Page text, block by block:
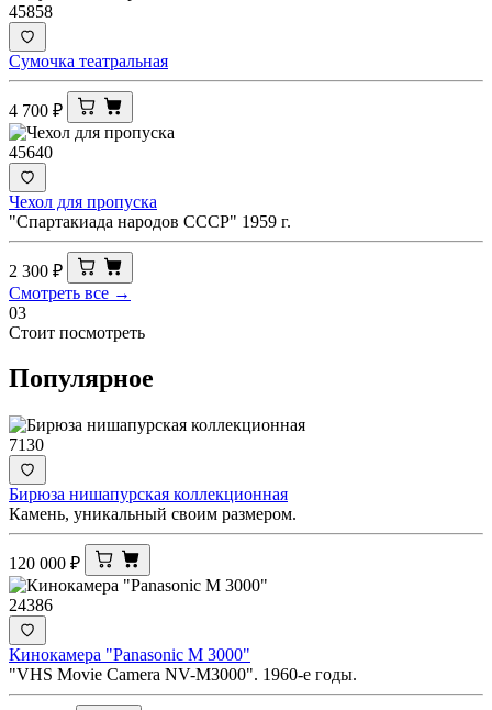
45858
Сумочка театральная
4 700 ₽
45640
Чехол для пропуска
"Спартакиада народов СССР" 1959 г.
2 300 ₽
Смотреть все →
03
Стоит посмотреть
Популярное
7130
Бирюза нишапурская коллекционная
Камень, уникальный своим размером.
120 000 ₽
24386
Кинокамера "Panasonic M 3000"
"VHS Movie Camera NV-M3000". 1960-е годы.